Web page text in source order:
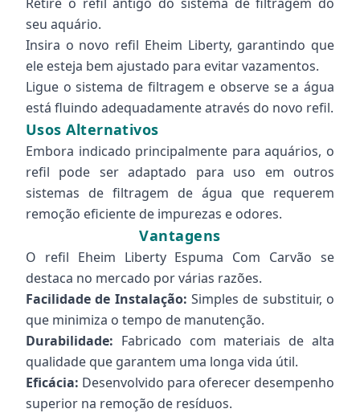
seu aquário.
Insira o novo refil Eheim Liberty, garantindo que
ele esteja bem ajustado para evitar vazamentos.
Ligue o sistema de filtragem e observe se a água
está fluindo adequadamente através do novo refil.
Usos Alternativos
Embora indicado principalmente para aquários, o
refil pode ser adaptado para uso em outros
sistemas de filtragem de água que requerem
remoção eficiente de impurezas e odores.
Vantagens
O refil Eheim Liberty Espuma Com Carvão se
destaca no mercado por várias razões.
Facilidade de Instalação: Simples de substituir, o
que minimiza o tempo de manutenção.
Durabilidade: Fabricado com materiais de alta
qualidade que garantem uma longa vida útil.
Eficácia: Desenvolvido para oferecer desempenho
superior na remoção de resíduos.